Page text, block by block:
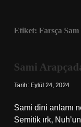
Etiket: Farsça Sam
Sami
Tarih: Eylül 24, 2024
Sami dini anlamı
Semitik ırk,